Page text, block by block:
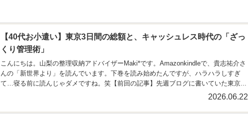
【40代お小遣い】東京3日間の総額と、キャッシュレス時代の「ざっ
くり管理術」
こんにちは。山梨の整理収納アドバイザーMaki*です。Amazonkindleで、貴志祐介さ
んの「新世界より」を読んでいます。下巻を読み始めたんですが、ハラハラしすぎ
て…寝る前に読んじゃダメですね。笑【前回の記事】先週ブログに書いていた東京...
2026.06.22